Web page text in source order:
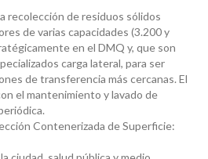
recolección de residuos sólidos
de varias capacidades (3.200 y
en el DMQ y, que son
carga lateral, para ser
de transferencia más cercanas. El
el mantenimiento y lavado de
Contenerizada de Superficie: